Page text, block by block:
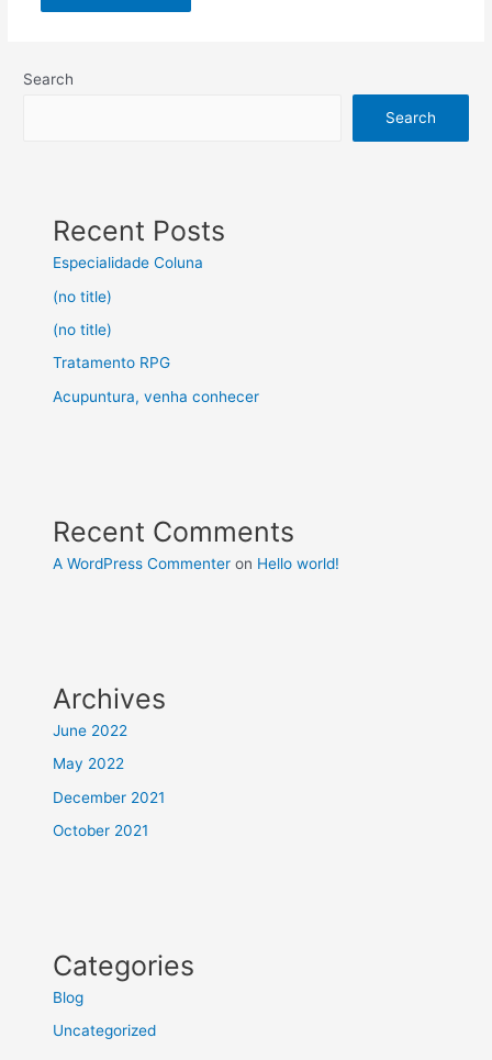
Search
Search
Recent Posts
Especialidade Coluna
(no title)
(no title)
Tratamento RPG
Acupuntura, venha conhecer
Recent Comments
A WordPress Commenter on Hello world!
Archives
June 2022
May 2022
December 2021
October 2021
Categories
Blog
Uncategorized